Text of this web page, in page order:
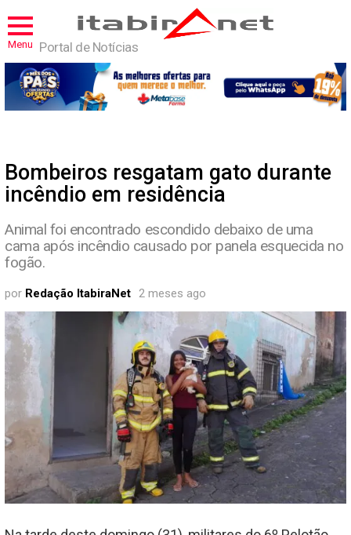
Menu Portal de Notícias
Bombeiros resgatam gato durante
incêndio em residência
Animal foi encontrado escondido debaixo de uma
cama após incêndio causado por panela esquecida no
fogão.
por Redação ItabiraNet 2 meses ago